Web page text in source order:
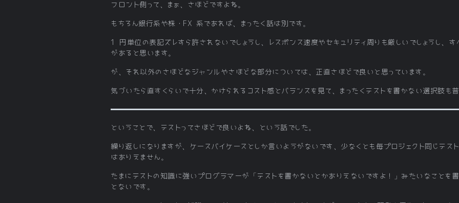
フロント側って、まぁ、さほどですよね。
もちろん銀行系や株・FX 系であれば、まったく話は別です。
1 円単位の表記ズレすら許されないでしょうし、レスポンス速度やセキュリティ周りも厳しいでしょうし、
があると思います。
が、それ以外のさほどなジャンルやさほどな部分については、正直さほどで良いと思っています。
気づいたら直すくらいで十分、かけられるコスト感とバランスを見て、まったくテストを書かない選択肢も
ということで、テストってさほどで良いよね、という話でした。
繰り返しになりますが、ケースバイケースとしか言いようがないです、少なくとも毎プロジェクト同じテス
はありえません。
たまにテストの知識に強いプログラマーが「テストを書かないとかありえないですよ！」みたいなことを
とないです。